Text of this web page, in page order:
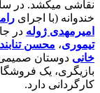
خندوانه (با اجرای
امیرمهدی ژوله در
تیموری، محسن
خانی دوستان صمیمی
بازیگری، یک
کارگردانی دارد.